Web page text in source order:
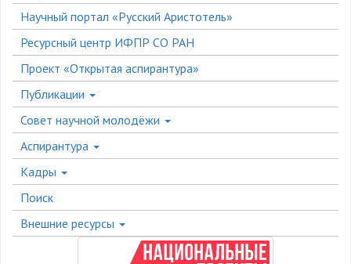
Научный портал «Русский Аристотель»
Ресурсный центр ИФПР СО РАН
Проект «Открытая аспирантура»
Публикации
Совет научной молодёжи
Аспирантура
Кадры
Поиск
Внешние ресурсы